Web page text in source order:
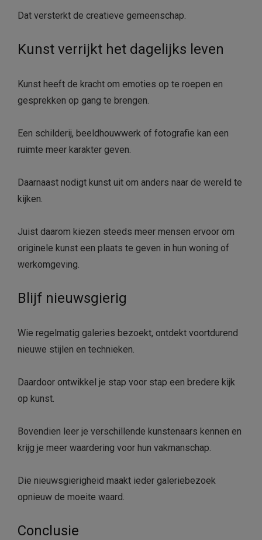
Dat versterkt de creatieve gemeenschap.
Kunst verrijkt het dagelijks leven
Kunst heeft de kracht om emoties op te roepen en
gesprekken op gang te brengen.
Een schilderij, beeldhouwwerk of fotografie kan een
ruimte meer karakter geven.
Daarnaast nodigt kunst uit om anders naar de wereld te
kijken.
Juist daarom kiezen steeds meer mensen ervoor om
originele kunst een plaats te geven in hun woning of
werkomgeving.
Blijf nieuwsgierig
Wie regelmatig galeries bezoekt, ontdekt voortdurend
nieuwe stijlen en technieken.
Daardoor ontwikkel je stap voor stap een bredere kijk
op kunst.
Bovendien leer je verschillende kunstenaars kennen en
krijg je meer waardering voor hun vakmanschap.
Die nieuwsgierigheid maakt ieder galeriebezoek
opnieuw de moeite waard.
Conclusie